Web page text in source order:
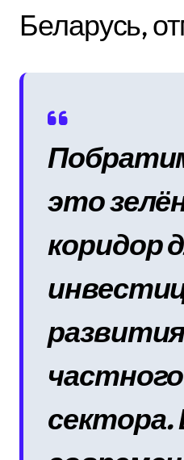
Беларусь,
это
коридор
частного
сектора.